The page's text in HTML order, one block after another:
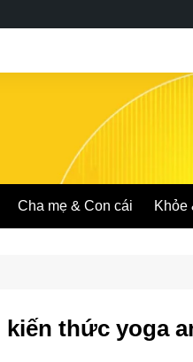
Cha mẹ & Con cái Khỏe
kiến thức yoga